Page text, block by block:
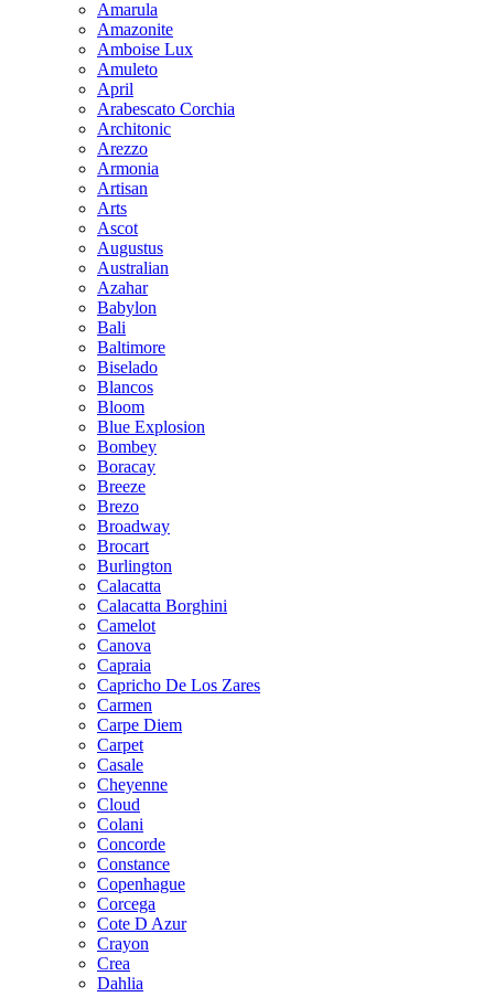
Amarula
Amazonite
Amboise Lux
Amuleto
April
Arabescato Corchia
Architonic
Arezzo
Armonia
Artisan
Arts
Ascot
Augustus
Australian
Azahar
Babylon
Bali
Baltimore
Biselado
Blancos
Bloom
Blue Explosion
Bombey
Boracay
Breeze
Brezo
Broadway
Brocart
Burlington
Calacatta
Calacatta Borghini
Camelot
Canova
Capraia
Capricho De Los Zares
Carmen
Carpe Diem
Carpet
Casale
Cheyenne
Cloud
Colani
Concorde
Constance
Copenhague
Corcega
Cote D Azur
Crayon
Crea
Dahlia